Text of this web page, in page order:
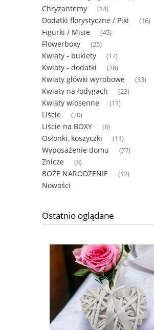
Chryzantemy (14)
Dodatki florystyczne / Piki (16)
Figurki / Misie (45)
Flowerboxy (25)
Kwiaty - bukiety (17)
Kwiaty - dodatki (28)
Kwiaty główki wyrobowe (33)
Kwiaty na łodygach (23)
Kwiaty wiosenne (11)
Liście (20)
Liście na BOXY (8)
Osłonki, koszyczki (11)
Wyposażenie domu (77)
Znicze (8)
BOŻE NARODZENIE (12)
Nowości
Ostatnio oglądane